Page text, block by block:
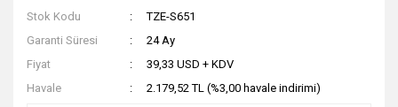
Stok Kodu
TZE-S651
Garanti Süresi
24 Ay
Fiyat
39,33 USD + KDV
Havale
2.179,52 TL (%3,00 havale indirimi)